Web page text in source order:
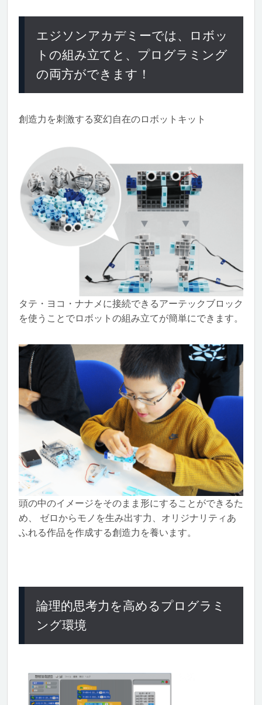
エジソンアカデミーでは、ロボッ
トの組み立てと、プログラミング
の両方ができます！
創造力を刺激する変幻自在のロボットキット
タテ・ヨコ・ナナメに接続できるアーテックブロック
を使うことでロボットの組み立てが簡単にできます。
頭の中のイメージをそのまま形にすることができるた
め、 ゼロからモノを生み出す力、オリジナリティあ
ふれる作品を作成する創造力を養います。
論理的思考力を高めるプログラミ
ング環境